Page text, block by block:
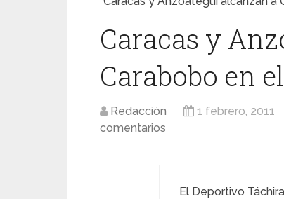
Caracas y
Carabobo en
Redacción 1 febrero, 2011
comentarios
El Deportivo